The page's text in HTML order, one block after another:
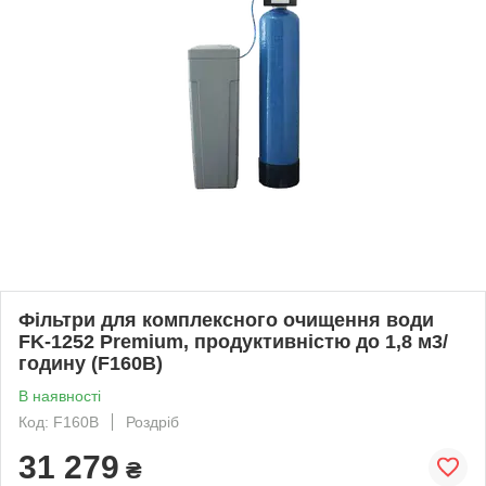
Фільтри для комплексного очищення води
FK-1252 Premium, продуктивністю до 1,8 м3/
годину (F160B)
В наявності
Код: F160B
Роздріб
31 279 ₴